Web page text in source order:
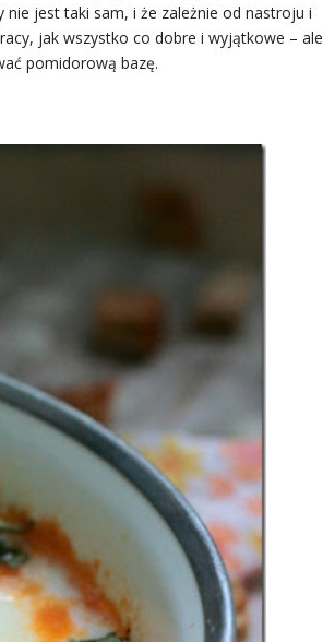
jest taki sam, i że zależnie od nastroju i
jak wszystko co dobre i wyjątkowe – ale
pomidorową bazę.